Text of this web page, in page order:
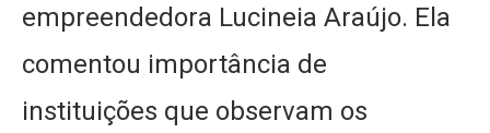
empreendedora Lucineia Araújo. Ela
comentou importância de
instituições que observam os